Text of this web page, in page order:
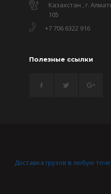
Казахстан , г.
105
+7 706 6322 916
Полезные ссылки
Доставка грузов в любую